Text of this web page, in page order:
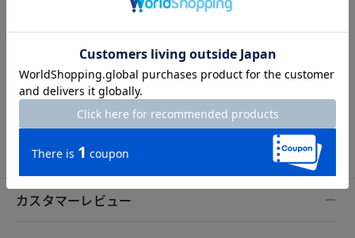
Length 69cm
S M L XL XXL
カスタマーレビュー